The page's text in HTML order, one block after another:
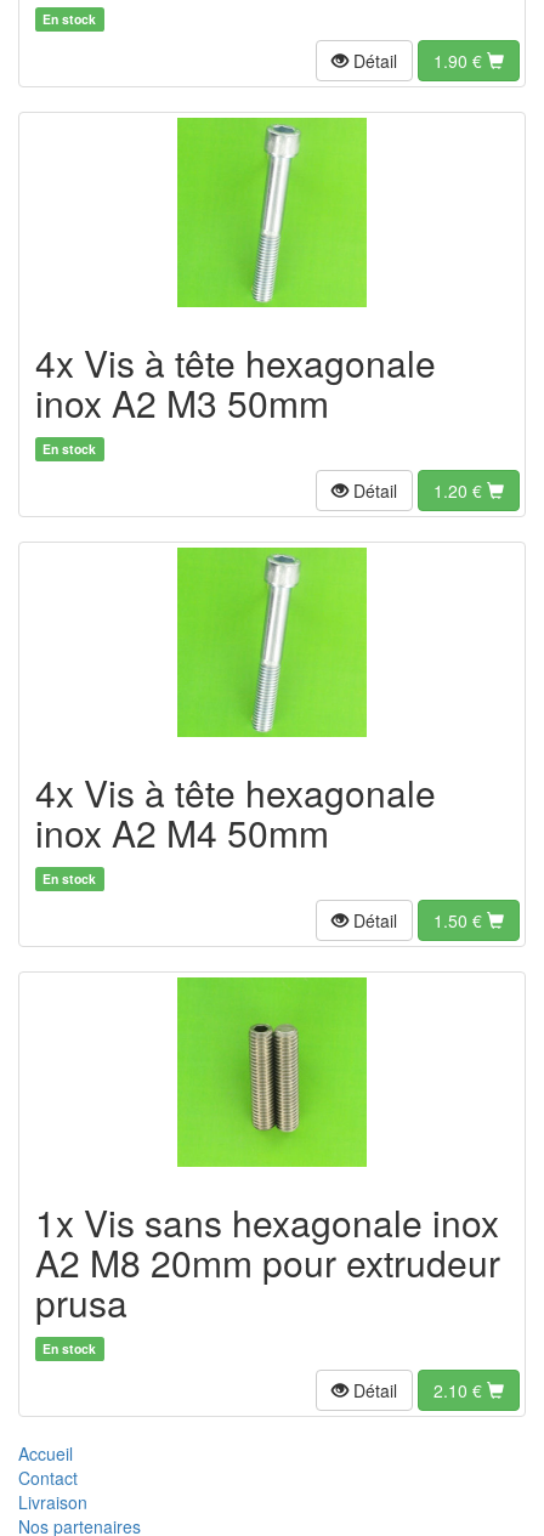
En stock
Détail 1.90 €
4x Vis à tête hexagonale
inox A2 M3 50mm
En stock
Détail 1.20 €
4x Vis à tête hexagonale
inox A2 M4 50mm
En stock
Détail 1.50 €
1x Vis sans hexagonale inox
A2 M8 20mm pour extrudeur
prusa
En stock
Détail 2.10 €
Accueil
Contact
Livraison
Nos partenaires